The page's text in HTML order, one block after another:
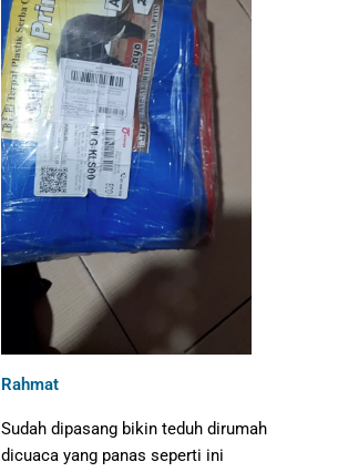
Rahmat
Sudah dipasang bikin teduh dirumah
dicuaca yang panas seperti ini